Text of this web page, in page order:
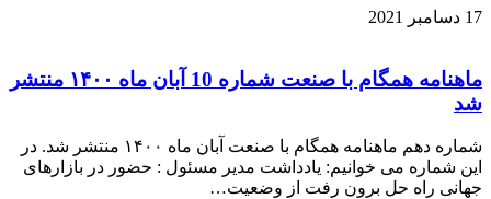
17 دسامبر 2021
ماهنامه همگام با صنعت شماره 10 آبان ماه ۱۴۰۰ منتشر
شد
شماره دهم ماهنامه همگام با صنعت آبان ماه ۱۴۰۰ منتشر شد. در
این شماره می خوانیم: یادداشت مدیر مسئول : حضور در بازارهای
جهانی راه حل برون رفت از وضعیت…